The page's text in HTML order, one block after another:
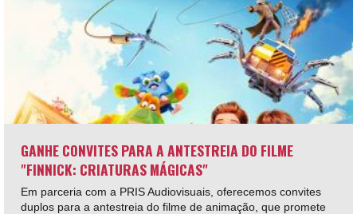
GANHE CONVITES PARA A ANTESTREIA DO FILME
"FINNICK: CRIATURAS MÁGICAS"
Em parceria com a PRIS Audiovisuais, oferecemos convites
duplos para a antestreia do filme de animação, que promete